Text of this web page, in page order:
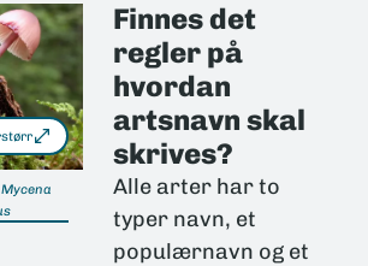
Mycena
Finnes det
regler på
hvordan
artsnavn skal
skrives?
Alle arter har to
typer navn, et
populærnavn og et